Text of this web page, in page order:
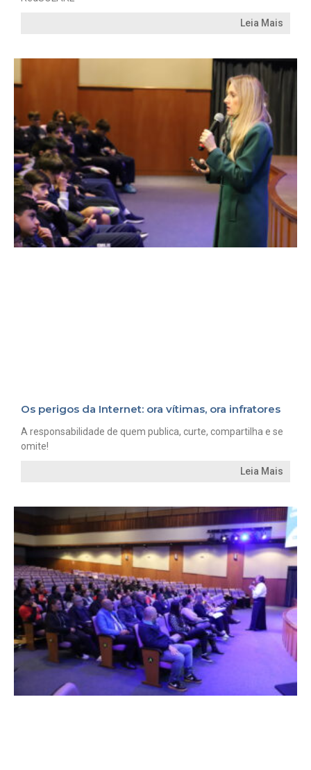
Leia Mais
Os perigos da Internet: ora vítimas, ora infratores
A responsabilidade de quem publica, curte, compartilha e se
omite!
Leia Mais